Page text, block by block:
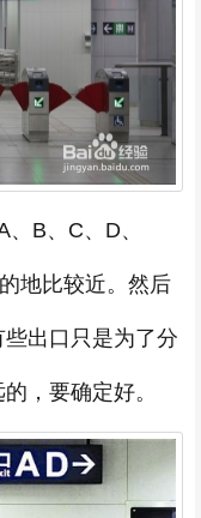
B、C、D、
地比较近。然后
出口只是为了分
，要确定好。